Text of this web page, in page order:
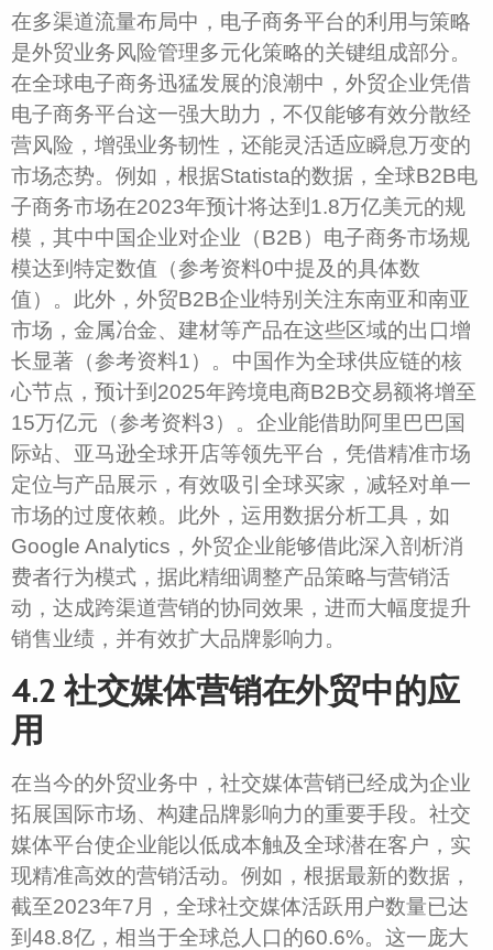
在多渠道流量布局中，电子商务平台的利用与策略
是外贸业务风险管理多元化策略的关键组成部分。
在全球电子商务迅猛发展的浪潮中，外贸企业凭借
电子商务平台这一强大助力，不仅能够有效分散经
营风险，增强业务韧性，还能灵活适应瞬息万变的
市场态势。例如，根据Statista的数据，全球B2B电
子商务市场在2023年预计将达到1.8万亿美元的规
模，其中中国企业对企业（B2B）电子商务市场规
模达到特定数值（参考资料0中提及的具体数
值）。此外，外贸B2B企业特别关注东南亚和南亚
市场，金属冶金、建材等产品在这些区域的出口增
长显著（参考资料1）。中国作为全球供应链的核
心节点，预计到2025年跨境电商B2B交易额将增至
15万亿元（参考资料3）。企业能借助阿里巴巴国
际站、亚马逊全球开店等领先平台，凭借精准市场
定位与产品展示，有效吸引全球买家，减轻对单一
市场的过度依赖。此外，运用数据分析工具，如
Google Analytics，外贸企业能够借此深入剖析消
费者行为模式，据此精细调整产品策略与营销活
动，达成跨渠道营销的协同效果，进而大幅度提升
销售业绩，并有效扩大品牌影响力。
4.2 社交媒体营销在外贸中的应
用
在当今的外贸业务中，社交媒体营销已经成为企业
拓展国际市场、构建品牌影响力的重要手段。社交
媒体平台使企业能以低成本触及全球潜在客户，实
现精准高效的营销活动。例如，根据最新的数据，
截至2023年7月，全球社交媒体活跃用户数量已达
到48.8亿，相当于全球总人口的60.6%。这一庞大